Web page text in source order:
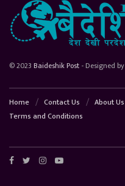
© 2023 Baideshik Post - Designed by
Home Contact Us About Us
Terms and Conditions